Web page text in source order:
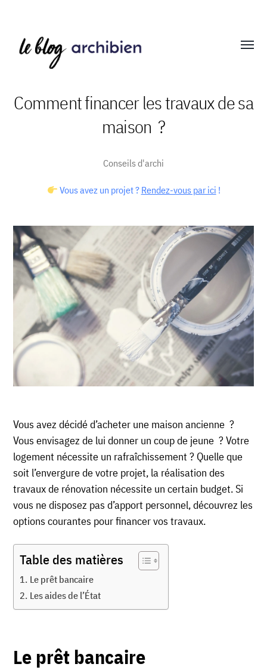
Comment financer les travaux de sa
maison ?
Conseils d'archi
Vous avez un projet ? Rendez-vous par ici !
Vous avez décidé d’acheter une maison ancienne ?
Vous envisagez de lui donner un coup de jeune ? Votre
logement nécessite un rafraîchissement ? Quelle que
soit l’envergure de votre projet, la réalisation des
travaux de rénovation nécessite un certain budget. Si
vous ne disposez pas d’apport personnel, découvrez les
options courantes pour financer vos travaux.
Table des matières
Le prêt bancaire
Les aides de l’État
Le prêt bancaire